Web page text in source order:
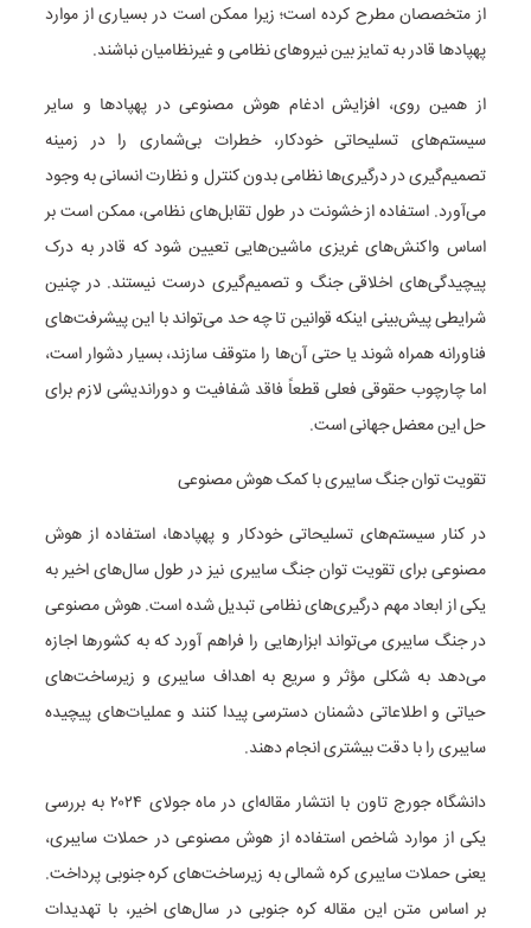
از متخصصان مطرح کرده است؛ زیرا ممکن است در بسیاری از موارد
پهپادها قادر به تمایز بین نیروهای نظامی و غیرنظامیان نباشند.
از همین روی، افزایش ادغام هوش مصنوعی در پهپادها و سایر
سیستم‌های تسلیحاتی خودکار، خطرات بی‌شماری را در زمینه
تصمیم‌گیری در درگیری‌ها نظامی بدون کنترل و نظارت انسانی به وجود
می‌آورد. استفاده از خشونت در طول تقابل‌های نظامی، ممکن است بر
اساس واکنش‌های غریزی ماشین‌هایی تعیین شود که قادر به درک
پیچیدگی‌های اخلاقی جنگ و تصمیم‌گیری درست نیستند. در چنین
شرایطی پیش‌بینی اینکه قوانین تا چه حد می‌تواند با این پیشرفت‌های
فناورانه همراه شوند یا حتی آن‌ها را متوقف سازند، بسیار دشوار است،
اما چارچوب حقوقی فعلی قطعاً فاقد شفافیت و دوراندیشی لازم برای
حل این معضل جهانی است.
تقویت توان جنگ سایبری با کمک هوش مصنوعی
در کنار سیستم‌های تسلیحاتی خودکار و پهپادها، استفاده از هوش
مصنوعی برای تقویت توان جنگ سایبری نیز در طول سال‌های اخیر به
یکی از ابعاد مهم درگیری‌های نظامی تبدیل شده است. هوش مصنوعی
در جنگ سایبری می‌تواند ابزارهایی را فراهم آورد که به کشورها اجازه
می‌دهد به شکلی مؤثر و سریع به اهداف سایبری و زیرساخت‌های
حیاتی و اطلاعاتی دشمنان دسترسی پیدا کنند و عملیات‌های پیچیده
سایبری را با دقت بیشتری انجام دهند.
دانشگاه جورج تاون با انتشار مقاله‌ای در ماه جولای ۲۰۲۴ به بررسی
یکی از موارد شاخص استفاده از هوش مصنوعی در حملات سایبری،
یعنی حملات سایبری کره شمالی به زیرساخت‌های کره جنوبی پرداخت.
بر اساس متن این مقاله کره جنوبی در سال‌های اخیر، با تهدیدات